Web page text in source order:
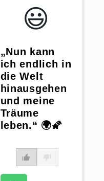
😃️
„Nun kann
ich endlich in
die Welt
hinausgehen
und meine
Träume
leben.“ 🌍🌠